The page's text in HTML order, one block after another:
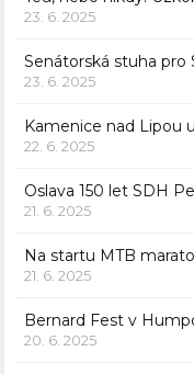
23. 6. 2025
Senátorská stuha pro
23. 6. 2025
Kamenice nad Lipou
22. 6. 2025
Oslava 150 let SDH
21. 6. 2025
Na startu MTB
21. 6. 2025
Bernard Fest v
20. 6. 2025